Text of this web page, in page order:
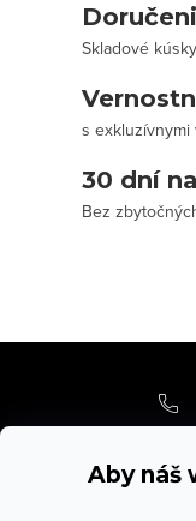
Aby náš
Skladové
s exkluzívnymi
30 dní
Bez
p